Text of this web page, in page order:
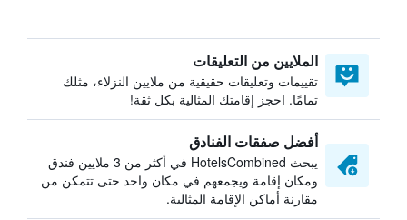
الملايين من التعليقات
تقييمات وتعليقات حقيقية من ملايين النزلاء، مثلك
تمامًا. احجز إقامتك المثالية بكل ثقة!
أفضل صفقات الفنادق
يبحث HotelsCombined في أكثر من 3 ملايين فندق
ومكان إقامة ويجمعهم في مكان واحد حتى تتمكن من
مقارنة أماكن الإقامة المثالية.